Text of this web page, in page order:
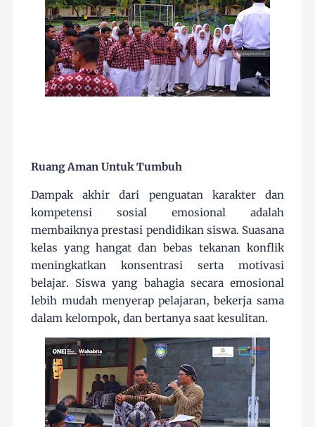
Ruang Aman Untuk Tumbuh
Dampak akhir dari penguatan karakter dan
kompetensi sosial emosional adalah
membaiknya prestasi pendidikan siswa. Suasana
kelas yang hangat dan bebas tekanan konflik
meningkatkan konsentrasi serta motivasi
belajar. Siswa yang bahagia secara emosional
lebih mudah menyerap pelajaran, bekerja sama
dalam kelompok, dan bertanya saat kesulitan.